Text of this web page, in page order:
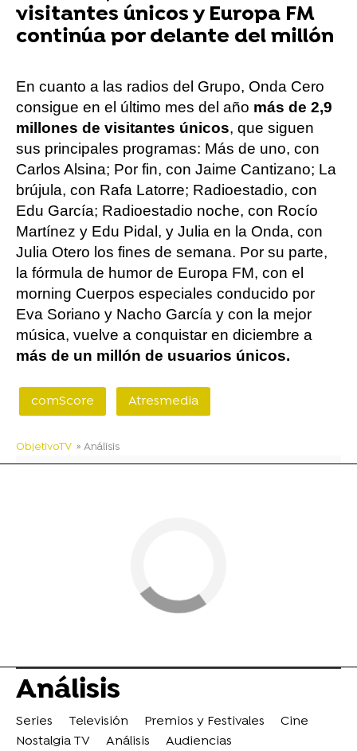
visitantes únicos y Europa FM
continúa por delante del millón
En cuanto a las radios del Grupo, Onda Cero
consigue en el último mes del año más de 2,9
millones de visitantes únicos, que siguen
sus principales programas: Más de uno, con
Carlos Alsina; Por fin, con Jaime Cantizano; La
brújula, con Rafa Latorre; Radioestadio, con
Edu García; Radioestadio noche, con Rocío
Martínez y Edu Pidal, y Julia en la Onda, con
Julia Otero los fines de semana. Por su parte,
la fórmula de humor de Europa FM, con el
morning Cuerpos especiales conducido por
Eva Soriano y Nacho García y con la mejor
música, vuelve a conquistar en diciembre a
más de un millón de usuarios únicos.
comScore Atresmedia
ObjetivoTV » Análisis
Análisis
Series Televisión Premios y Festivales
Cine
Nostalgia TV
Análisis Audiencias